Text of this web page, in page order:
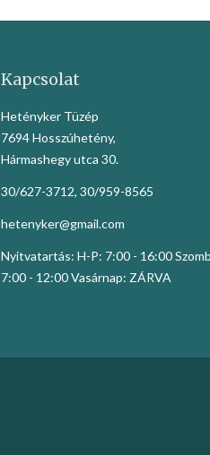
Kapcsolat
Hetényker Tüzép
7694 Hosszúhetény,
Hármashegy utca 30.
30/627-3712, 30/959-8565
hetenyker@gmail.com
Nyitvatartás: H-P: 7:00 - 16:00
7:00 - 12:00 Vasárnap: ZÁRVA